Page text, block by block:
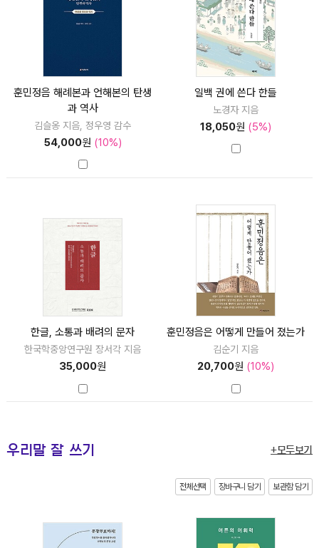
훈민정음 해례본과 언해본의 탄생
과 역사
김슬옹 지음, 정우영 감수
54,000원 (10%)
일백 권에 쓴다 한들
노경자 지음
18,050원 (5%)
한글, 소통과 배려의 문자
한국학중앙연구원 장서각 지음
35,000원
훈민정음은 어떻게 만들어 졌는가
김순기 지음
20,700원 (10%)
우리말 잘 쓰기 +모두보기
전체선택 장바구니 담기 보관함 담기